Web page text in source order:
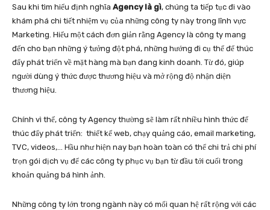
Sau khi tìm hiểu định nghĩa Agency là gì, chúng ta tiếp tục đi vào
khám phá chi tiết nhiệm vụ của những công ty này trong lĩnh vực
Marketing. Hiểu một cách đơn giản rằng Agency là công ty mang
đến cho bạn những ý tưởng đột phá, những hướng đi cụ thể để thúc
đẩy phát triển về mặt hàng mà bạn đang kinh doanh. Từ đó, giúp
người dùng ý thức được thương hiệu và mở rộng độ nhận diện
thương hiệu.
Chính vì thế, công ty Agency thường sẽ làm rất nhiều hình thức để
thúc đẩy phát triển: thiết kế web, chạy quảng cáo, email marketing,
TVC, videos,… Hầu như hiện nay bạn hoàn toàn có thể chi trả chi phí
trọn gói dịch vụ để các công ty phục vụ bạn từ đầu tới cuối trong
khoản quảng bá hình ảnh.
Những công ty lớn trong ngành này có mối quan hệ rất rộng với các